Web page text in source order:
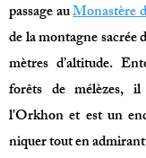
passage auMonastère
de la montagne sacrée
mètres d’altitude.
forêts de mélèzes,
l'Orkhon et est un
niquer tout en